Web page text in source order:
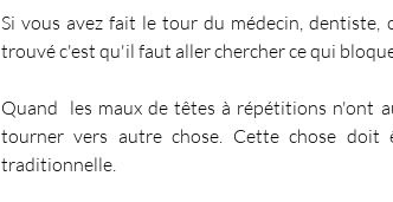
Si vous avez fait le tour du médecin,
trouvé c'est qu'il faut aller chercher ce qui
Quand  les maux de têtes à répétitions n'ont
tourner vers autre chose. Cette chose doit
traditionnelle.